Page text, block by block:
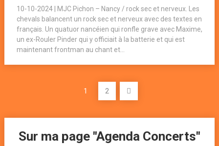
10-10-2024 | MJC Pichon – Nancy / rock sec et nerveux. Les
chevals balancent un rock sec et nerveux avec des textes en
français. Un quatuor nancéien qui ronfle grave avec Maxime,
un ex-Rouler Pinder qui y officiait à la batterie et qui est
maintenant frontman au chant et...
1 2
Sur ma page "Agenda Concerts"